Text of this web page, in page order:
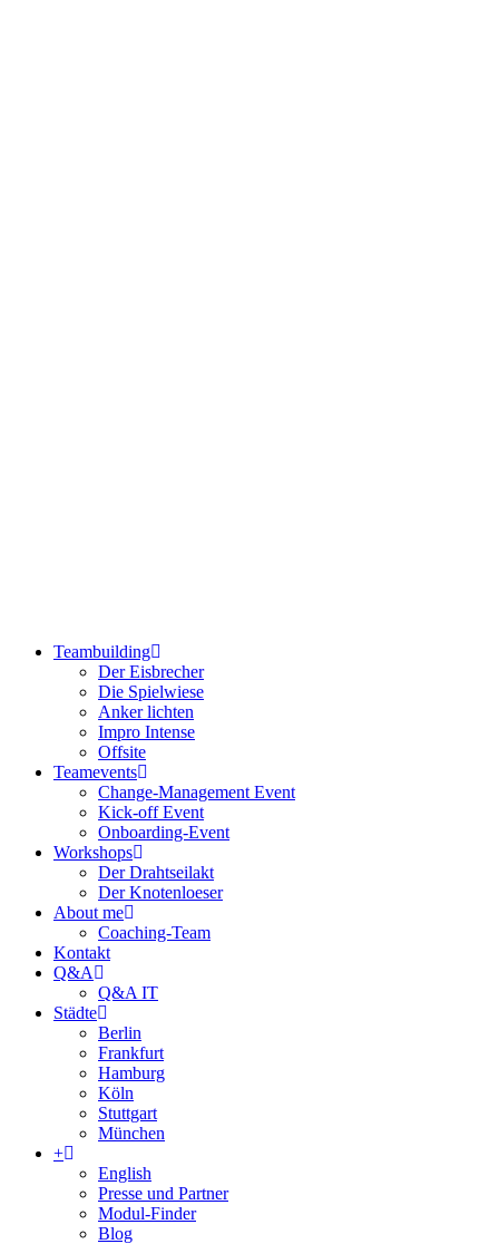
Teambuilding
Der Eisbrecher
Die Spielwiese
Anker lichten
Impro Intense
Offsite
Teamevents
Change-Management Event
Kick-off Event
Onboarding-Event
Workshops
Der Drahtseilakt
Der Knotenloeser
About me
Coaching-Team
Kontakt
Q&A
Q&A IT
Städte
Berlin
Frankfurt
Hamburg
Köln
Stuttgart
München
+
English
Presse und Partner
Modul-Finder
Blog